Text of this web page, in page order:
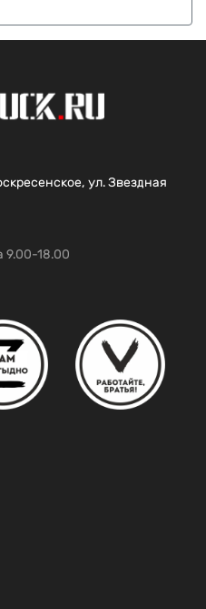
ул. Звездная
9.00-18.00